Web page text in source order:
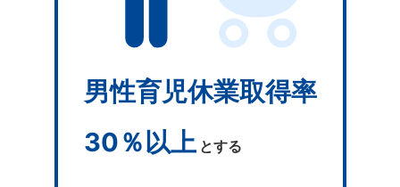
男性育児休業取得率
30％以上 とする